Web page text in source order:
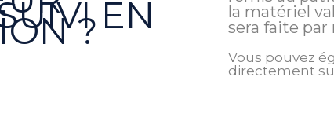
EN
?
la matériel
sera faite par
Vous pouvez
directement